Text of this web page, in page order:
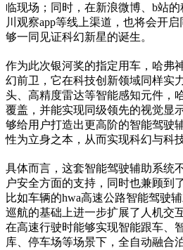
临现场；同时，在新浪微博、b站
川观察app等线上渠道，也将会开
够一同见证科幻新星的诞生。
作为此次银河奖的指定用车，哈弗
幻前卫，它在科技创新领域同样实
头、高精度雷达等智能感知元件，
覆盖，并能实现同级领先的视觉显
够给用户打造出更高阶的智能驾驶
性为立身之本，从而实现科幻与科
具体而言，这套智能驾驶辅助系统
户安全方面的支持，同时也兼顾到
比如车辆的hwa高速公路智能驾驶
巡航的基础上进一步扩展了人机交
在高速行驶时能够实现智能跟车、
库、停车场等场景下，全自动融合